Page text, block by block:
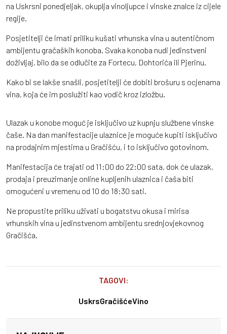
na Uskrsni ponedjeljak, okuplja vinoljupce i vinske znalce iz cijele
regije.
Posjetitelji će imati priliku kušati vrhunska vina u autentičnom
ambijentu gračaških konoba. Svaka konoba nudi jedinstveni
doživljaj, bilo da se odlučite za Fortecu, Dohtorića ili Pjerinu.
Kako bi se lakše snašli, posjetitelji će dobiti brošuru s ocjenama
vina, koja će im poslužiti kao vodič kroz izložbu.
Ulazak u konobe moguć je isključivo uz kupnju službene vinske
čaše. Na dan manifestacije ulaznice je moguće kupiti isključivo
na prodajnim mjestima u Gračišću, i to isključivo gotovinom.
Manifestacija će trajati od 11:00 do 22:00 sata, dok će ulazak,
prodaja i preuzimanje online kupljenih ulaznica i čaša biti
omogućeni u vremenu od 10 do 18:30 sati.
Ne propustite priliku uživati u bogatstvu okusa i mirisa
vrhunskih vina u jedinstvenom ambijentu srednjovjekovnog
Gračišća.
TAGOVI:
UskrsGračišćeVino